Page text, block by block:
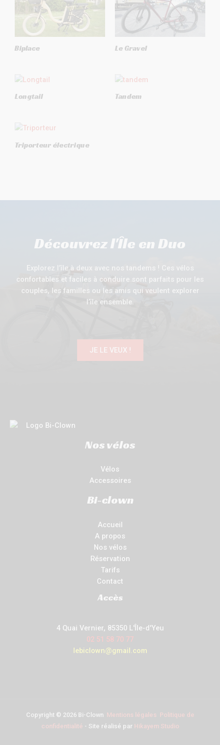
Biplace Le Gravel
Longtail Tandem
Triporteur électrique
Découvrez l'Île en Duo
Explorez l’île à deux avec nos tandems ! Ces vélos
confortables et faciles à conduire sont parfaits pour les
couples, les familles ou les amis qui veulent explorer
l’île ensemble.
JE LE VEUX !
Nos vélos
Vélos
Accessoires
Bi-clown
Accueil
A propos
Nos vélos
Réservation
Tarifs
Contact
Accès
4 Quai Vernier, 85350 L'Île-d'Yeu
02 51 58 70 77
lebiclown@gmail.com
Copyright © 2026 Bi-Clown Mentions légales Politique de
confidentialité - Site réalisé par Hikayem Studio